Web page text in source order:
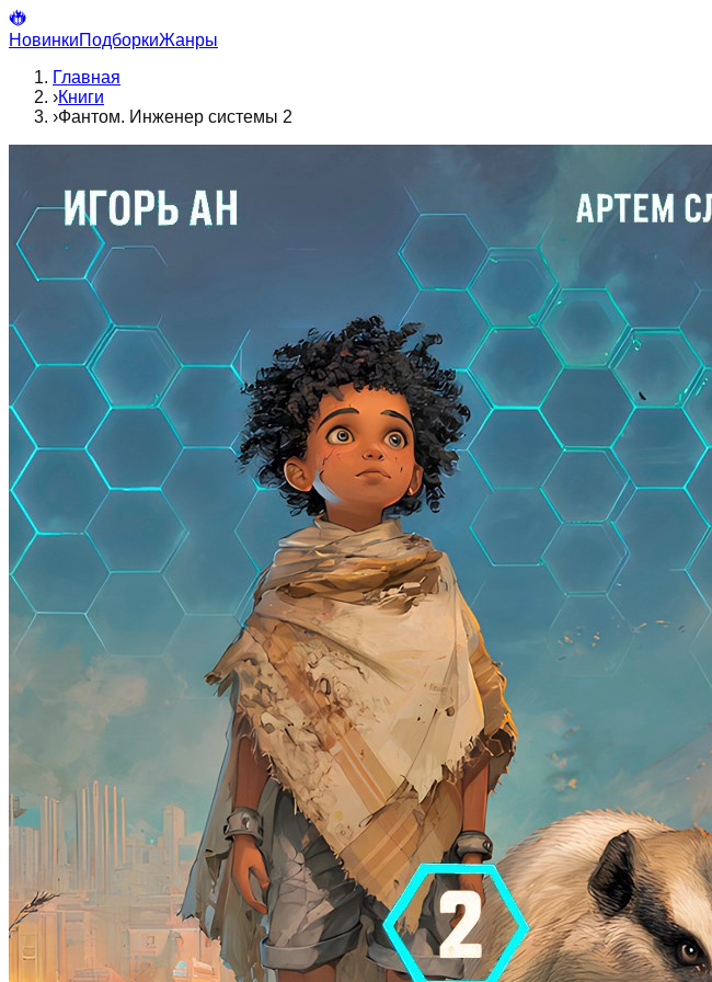
НовинкиПодборкиЖанры
Главная
›Книги
›Фантом. Инженер системы 2